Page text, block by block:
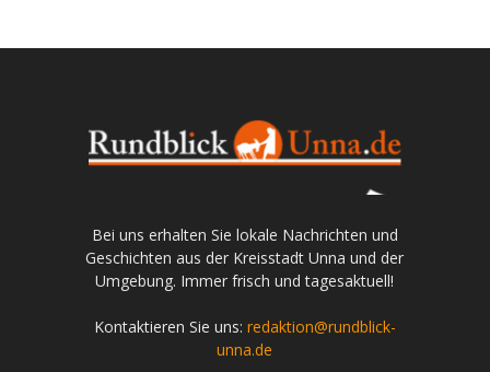
Bei uns erhalten Sie lokale Nachrichten und
Geschichten aus der Kreisstadt Unna und der
Umgebung. Immer frisch und tagesaktuell!
Kontaktieren Sie uns: redaktion@rundblick-
unna.de